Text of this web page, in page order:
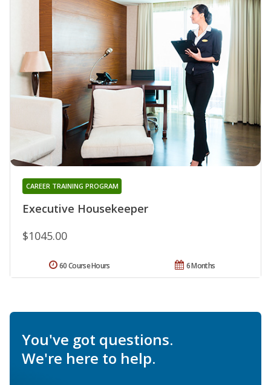
Executive Housekeeper
CAREER TRAINING PROGRAM
$1045.00
6 Months
60 Course Hours
You've got questions.
We're here to help.